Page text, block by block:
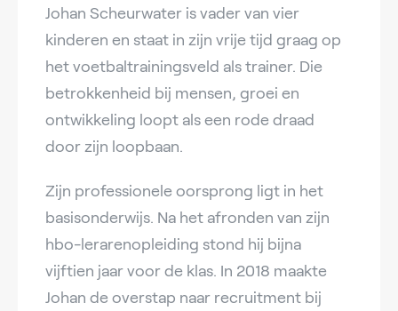
Johan Scheurwater is vader van vier
kinderen en staat in zijn vrije tijd graag op
het voetbaltrainingsveld als trainer. Die
betrokkenheid bij mensen, groei en
ontwikkeling loopt als een rode draad
door zijn loopbaan.
Zijn professionele oorsprong ligt in het
basisonderwijs. Na het afronden van zijn
hbo-lerarenopleiding stond hij bijna
vijftien jaar voor de klas. In 2018 maakte
Johan de overstap naar recruitment bij